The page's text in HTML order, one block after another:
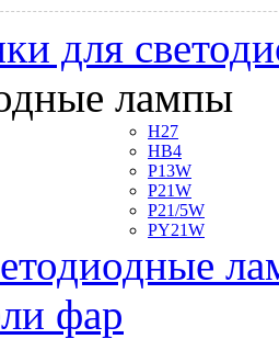
для
лампы
H27
HB4
P13W
P21W
P21/5W
PY21W
фар